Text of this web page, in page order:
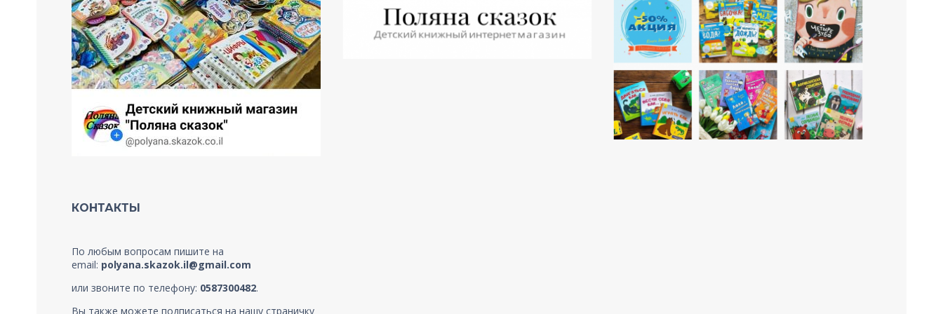
КОНТАКТЫ
По любым вопросам пишите на
email: polyana.skazok.il@gmail.com
или звоните по телефону: 0587300482.
Вы также можете подписаться на нашу страничку